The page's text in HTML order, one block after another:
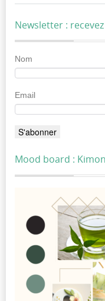
Newsletter :
Nom
Email
Mood board :